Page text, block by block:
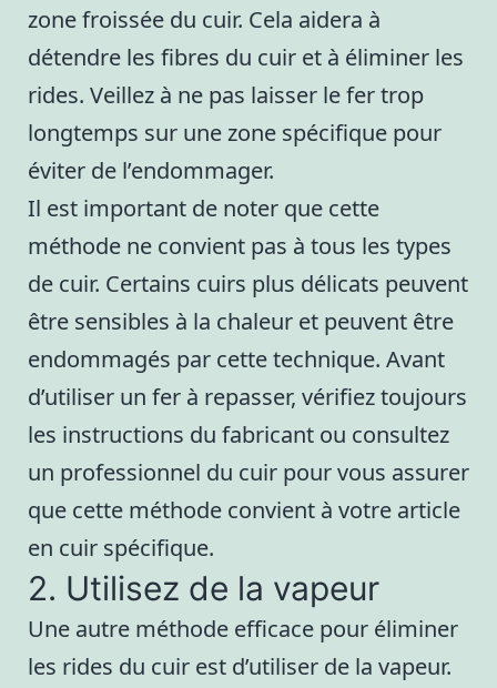
zone froissée du cuir. Cela aidera à
détendre les fibres du cuir et à éliminer les
rides. Veillez à ne pas laisser le fer trop
longtemps sur une zone spécifique pour
éviter de l’endommager.
Il est important de noter que cette
méthode ne convient pas à tous les types
de cuir. Certains cuirs plus délicats peuvent
être sensibles à la chaleur et peuvent être
endommagés par cette technique. Avant
d’utiliser un fer à repasser, vérifiez toujours
les instructions du fabricant ou consultez
un professionnel du cuir pour vous assurer
que cette méthode convient à votre article
en cuir spécifique.
2. Utilisez de la vapeur
Une autre méthode efficace pour éliminer
les rides du cuir est d’utiliser de la vapeur.